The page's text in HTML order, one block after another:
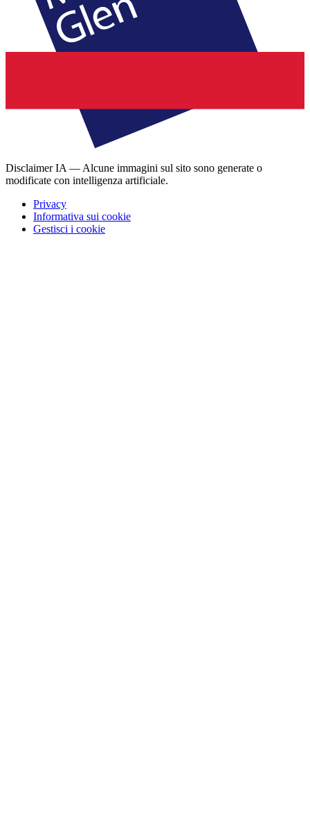
Disclaimer IA — Alcune immagini sul sito sono generate o
modificate con intelligenza artificiale.
Privacy
Informativa sui cookie
Gestisci i cookie